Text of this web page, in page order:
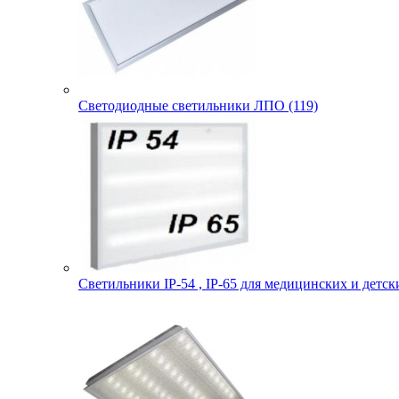
Светодиодные светильники ЛПО (119)
Светильники IP-54 , IP-65 для медицинских и